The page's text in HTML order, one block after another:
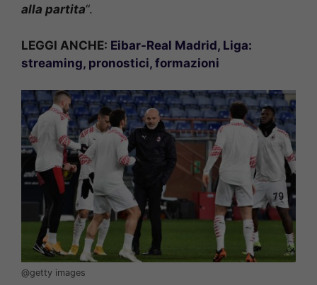
alla partita“.
LEGGI ANCHE: Eibar-Real Madrid, Liga:
streaming, pronostici, formazioni
@getty images